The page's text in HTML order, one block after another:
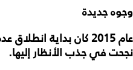
وجوهجديدة
عام
كانبداية انطلاق
نجحتفيجذب الأنظارإليها.